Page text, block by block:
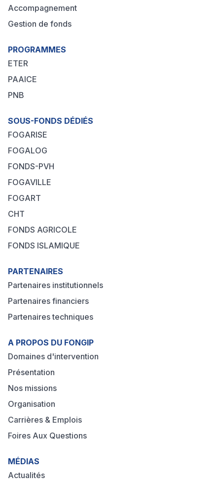
Accompagnement
Gestion de fonds
PROGRAMMES
ETER
PAAICE
PNB
SOUS-FONDS DÉDIÉS
FOGARISE
FOGALOG
FONDS-PVH
FOGAVILLE
FOGART
CHT
FONDS AGRICOLE
FONDS ISLAMIQUE
PARTENAIRES
Partenaires institutionnels
Partenaires financiers
Partenaires techniques
A PROPOS DU FONGIP
Domaines d'intervention
Présentation
Nos missions
Organisation
Carrières & Emplois
Foires Aux Questions
MÉDIAS
Actualités